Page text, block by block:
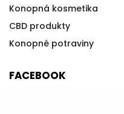
Konopná kosmetika
CBD produkty
Konopné potraviny
FACEBOOK